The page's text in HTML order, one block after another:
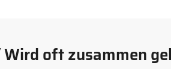
Wird oft zusammen